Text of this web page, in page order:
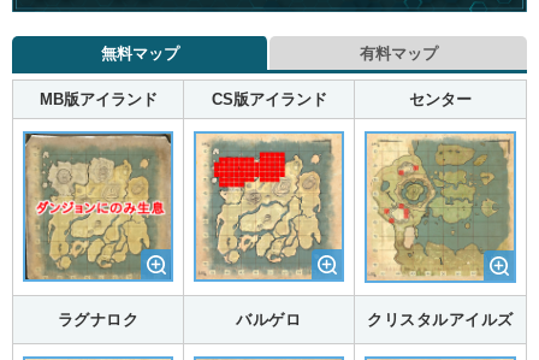
無料マップ 有料マップ
MB版アイランド CS版アイランド センター
ラグナロク バルゲロ クリスタルアイルズ